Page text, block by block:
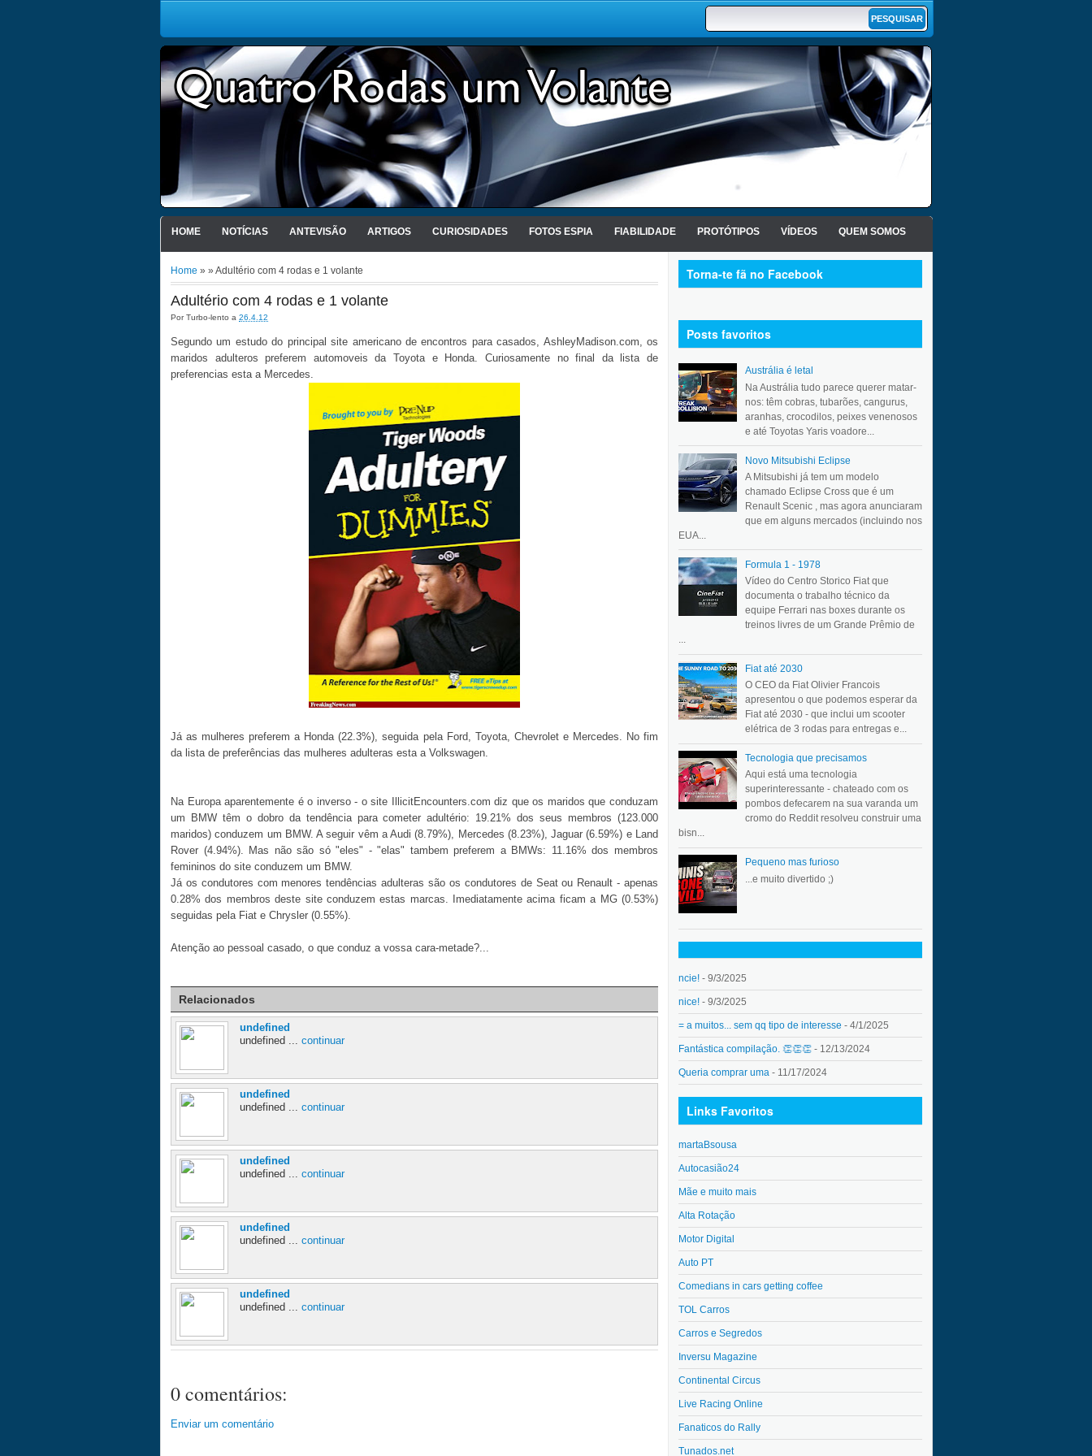
HOME NOTÍCIAS ANTEVISÃO ARTIGOS CURIOSIDADES FOTOS ESPIA FIABILIDADE PROTÓTIPOS VÍDEOS QUEM SOMOS
Home » » Adultério com 4 rodas e 1 volante
Adultério com 4 rodas e 1 volante
PorTurbo-lento a 26.4.12
Segundo um estudo do principal site americano de encontros para casados, AshleyMadison.com, os
maridos adulteros preferem automoveis da Toyota e Honda. Curiosamente no final da lista de
preferencias esta a Mercedes.
Já as mulheres preferem a Honda (22.3%), seguida pela Ford, Toyota, Chevrolet e Mercedes. No fim
da lista de preferências das mulheres adulteras esta a Volkswagen.
Na Europa aparentemente é o inverso - o site IllicitEncounters.com diz que os maridos que conduzam
um BMW têm o dobro da tendência para cometer adultério: 19.21% dos seus membros (123.000
maridos) conduzem um BMW. A seguir vêm a Audi (8.79%), Mercedes (8.23%), Jaguar (6.59%) e Land
Rover (4.94%). Mas não são só "eles" - "elas" tambem preferem a BMWs: 11.16% dos membros
femininos do site conduzem um BMW.
Já os condutores com menores tendências adulteras são os condutores de Seat ou Renault - apenas
0.28% dos membros deste site conduzem estas marcas. Imediatamente acima ficam a MG (0.53%)
seguidas pela Fiat e Chrysler (0.55%).
Atenção ao pessoal casado, o que conduz a vossa cara-metade?...
Relacionados
undefined
undefined ... continuar
undefined
undefined ... continuar
undefined
undefined ... continuar
undefined
undefined ... continuar
undefined
undefined ... continuar
0 comentários:
Enviar um comentário
Torna-te fã no Facebook
Posts favoritos
Austrália é letal
Na Austrália tudo parece querer matar-
nos: têm cobras, tubarões, cangurus,
aranhas, crocodilos, peixes venenosos
e até Toyotas Yaris voadore...
Novo Mitsubishi Eclipse
A Mitsubishi já tem um modelo
chamado Eclipse Cross que é um
Renault Scenic , mas agora anunciaram
que em alguns mercados (incluindo nos
EUA...
Formula 1 - 1978
Vídeo do Centro Storico Fiat que
documenta o trabalho técnico da
equipe Ferrari nas boxes durante os
treinos livres de um Grande Prêmio de
...
Fiat até 2030
O CEO da Fiat Olivier Francois
apresentou o que podemos esperar da
Fiat até 2030 - que inclui um scooter
elétrica de 3 rodas para entregas e...
Tecnologia que precisamos
Aqui está uma tecnologia
superinteressante - chateado com os
pombos defecarem na sua varanda um
cromo do Reddit resolveu construir uma
bisn...
Pequeno mas furioso
...e muito divertido ;)
ncie! - 9/3/2025
nice! - 9/3/2025
= a muitos... sem qq tipo de interesse - 4/1/2025
Fantástica compilação. 👏👏👏 - 12/13/2024
Queria comprar uma - 11/17/2024
Links Favoritos
martaBsousa
Autocasião24
Mãe e muito mais
Alta Rotação
Motor Digital
Auto PT
Comedians in cars getting coffee
TOL Carros
Carros e Segredos
Inversu Magazine
Continental Circus
Live Racing Online
Fanaticos do Rally
Tunados.net